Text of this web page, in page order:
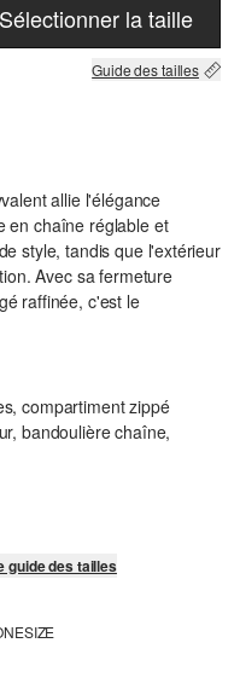
Sélectionner la taille
Guide des tailles
allie l'élégance
en chaîne réglable et
style, tandis que l'extérieur
Avec sa fermeture
raffinée, c'est le
compartiment zippé
bandoulière chaîne,
guide des tailles